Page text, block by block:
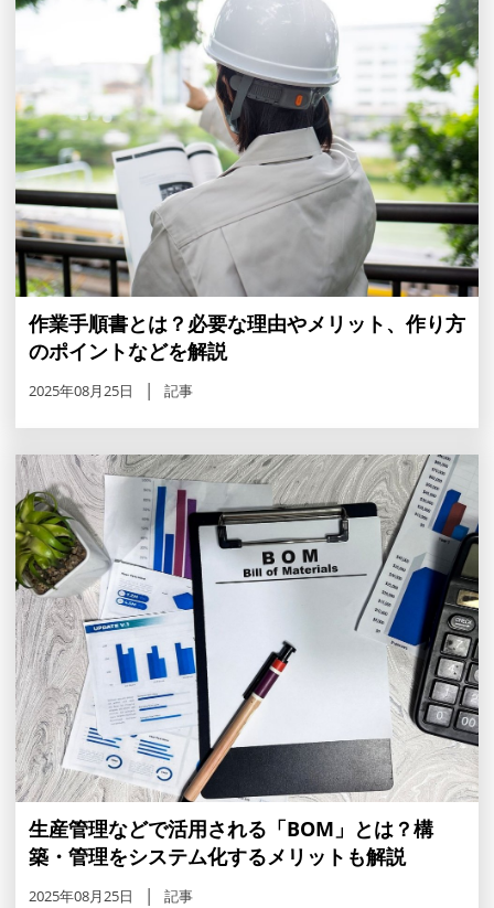
作業手順書とは？必要な理由やメリット、作り方
のポイントなどを解説
2025年08月25日 記事
生産管理などで活用される「BOM」とは？構
築・管理をシステム化するメリットも解説
2025年08月25日 記事